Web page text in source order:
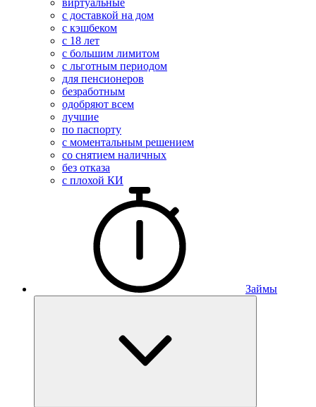
виртуальные
с доставкой на дом
с кэшбеком
с 18 лет
с большим лимитом
с льготным периодом
для пенсионеров
безработным
одобряют всем
лучшие
по паспорту
с моментальным решением
со снятием наличных
без отказа
с плохой КИ
Займы